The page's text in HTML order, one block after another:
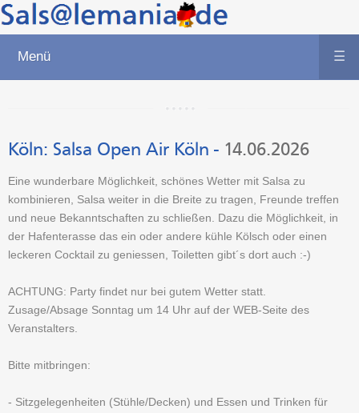
Menü ☰
Köln: Salsa Open Air Köln - 14.06.2026
Eine wunderbare Möglichkeit, schönes Wetter mit Salsa zu
kombinieren, Salsa weiter in die Breite zu tragen, Freunde treffen
und neue Bekanntschaften zu schließen. Dazu die Möglichkeit, in
der Hafenterasse das ein oder andere kühle Kölsch oder einen
leckeren Cocktail zu geniessen, Toiletten gibt´s dort auch :-)
ACHTUNG: Party findet nur bei gutem Wetter statt.
Zusage/Absage Sonntag um 14 Uhr auf der WEB-Seite des
Veranstalters.
Bitte mitbringen:
- Sitzgelegenheiten (Stühle/Decken) und Essen und Trinken für